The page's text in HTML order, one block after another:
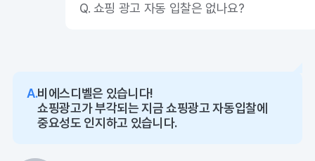
Q. 쇼핑 광고 자동 입찰은 없나요?
A.비에스디벨은 있습니다!
쇼핑광고가 부각되는 지금 쇼핑광고 자동입찰에
중요성도 인지하고 있습니다.